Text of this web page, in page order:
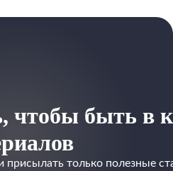
чтобы быть в
только полезные